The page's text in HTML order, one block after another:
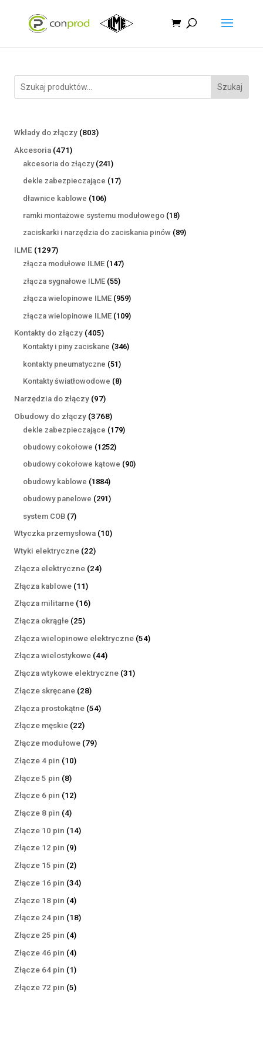
Szukaj
Wkłady do złączy 803803
Akcesoria 471471
produktów
akcesoria do złączy 241241
produktów
dekle zabezpieczające 1717
dławnice kablowe 106106
produktów
ramki montażowe systemu modułowego 1818
produktów
zaciskarki i narzędzia do zaciskania pinów 8989
ILME 12971297
produktów
złącza modułowe ILME 147147
złącza sygnałowe ILME 5555
produktów
złącza wielopinowe ILME 959959
produktów
złącza wielopinowe ILME 109109
Kontakty do złączy 405405
produktów
Kontakty i piny zaciskane 346346
kontakty pneumatyczne 5151
produktów
Kontakty światłowodowe 88
Narzędzia do złączy 9797
produktów
Obudowy do złączy 37683768
produktów
dekle zabezpieczające 179179
obudowy cokołowe 12521252
produkty
obudowy cokołowe kątowe 9090
obudowy kablowe 18841884
produkty
obudowy panelowe 291291
system COB 77
produktów
Wtyczka przemysłowa 1010
Wtyki elektryczne 2222
produkty
Złącza elektryczne 2424
Złącza kablowe 1111
produktów
Złącza militarne 1616
Złącza okrągłe 2525
produktów
Złącza wielopinowe elektryczne 5454
Złącza wielostykowe 4444
produkty
Złącza wtykowe elektryczne 3131
Złącze skręcane 2828
produktów
Złącza prostokątne 5454
Złącze męskie 2222
produkty
Złącze modułowe 7979
Złącze 4 pin 1010
Złącze 5 pin 88
produktów
Złącze 6 pin 1212
Złącze 8 pin 44
produkty
Złącze 10 pin 1414
Złącze 12 pin 99
produktów
Złącze 15 pin 22
produkty
Złącze 16 pin 3434
Złącze 18 pin 44
produkty
Złącze 24 pin 1818
Złącze 25 pin 44
produkty
Złącze 46 pin 44
produkty
Złącze 64 pin 11
produkt
Złącze 72 pin 55